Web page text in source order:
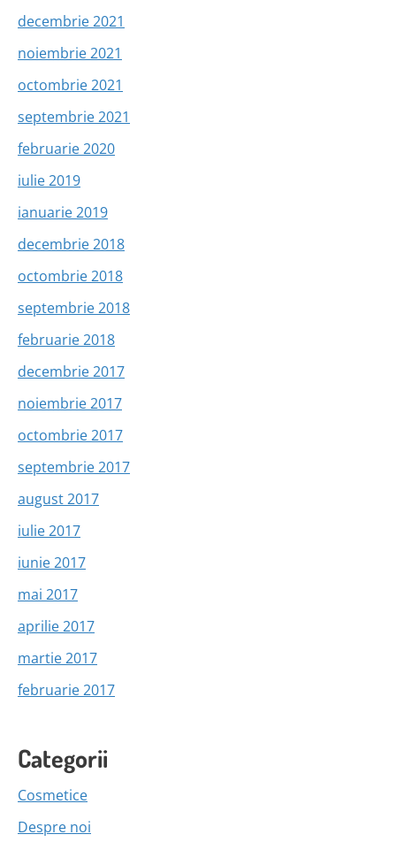
decembrie 2021
noiembrie 2021
octombrie 2021
septembrie 2021
februarie 2020
iulie 2019
ianuarie 2019
decembrie 2018
octombrie 2018
septembrie 2018
februarie 2018
decembrie 2017
noiembrie 2017
octombrie 2017
septembrie 2017
august 2017
iulie 2017
iunie 2017
mai 2017
aprilie 2017
martie 2017
februarie 2017
Categorii
Cosmetice
Despre noi